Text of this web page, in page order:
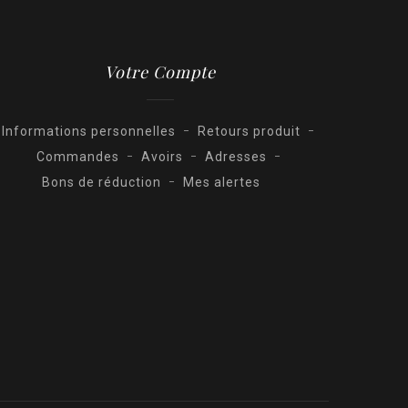
Votre Compte
Informations personnelles
Retours produit
Commandes
Avoirs
Adresses
Bons de réduction
Mes alertes